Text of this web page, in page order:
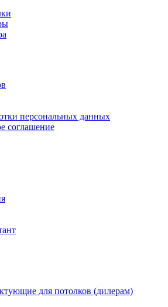
персональных данных
соглашение
для потолков (дилерам)